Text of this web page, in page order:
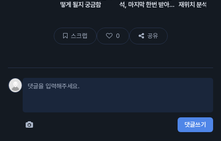
떻게 될지 궁금함
석, 마지막 한번 받아볼 재위치 분석
스크랩 0 공유
댓글쓰기